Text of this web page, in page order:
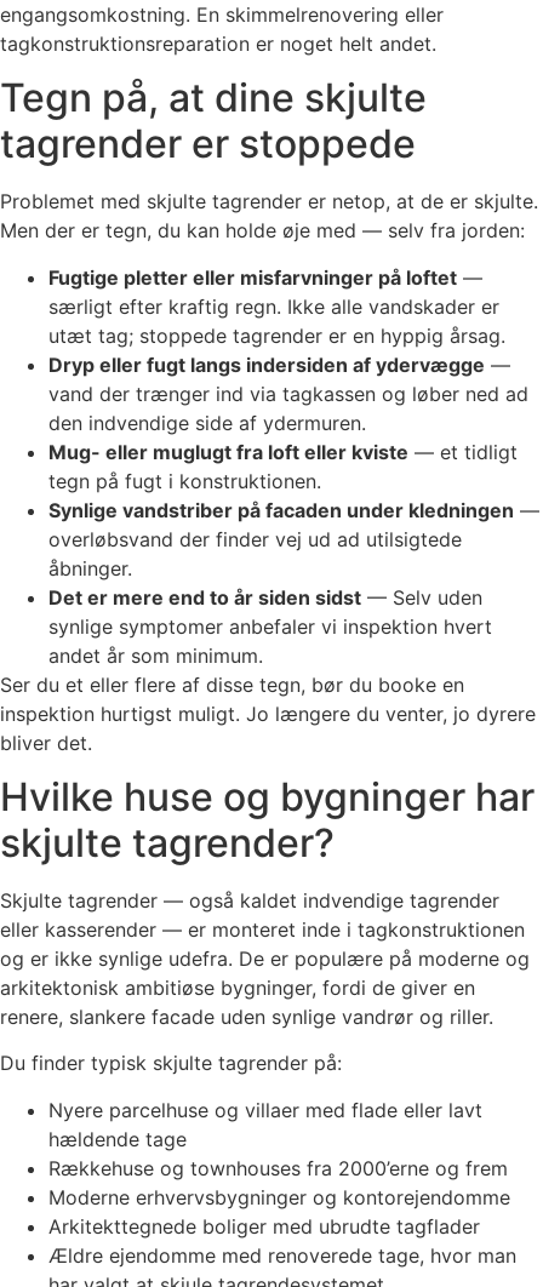
engangsomkostning. En skimmelrenovering eller
tagkonstruktionsreparation er noget helt andet.
Tegn på, at dine skjulte
tagrender er stoppede
Problemet med skjulte tagrender er netop, at de er skjulte.
Men der er tegn, du kan holde øje med — selv fra jorden:
Fugtige pletter eller misfarvninger på loftet —
særligt efter kraftig regn. Ikke alle vandskader er
utæt tag; stoppede tagrender er en hyppig årsag.
Dryp eller fugt langs indersiden af ydervægge —
vand der trænger ind via tagkassen og løber ned ad
den indvendige side af ydermuren.
Mug- eller muglugt fra loft eller kviste — et tidligt
tegn på fugt i konstruktionen.
Synlige vandstriber på facaden under kledningen —
overløbsvand der finder vej ud ad utilsigtede
åbninger.
Det er mere end to år siden sidst — Selv uden
synlige symptomer anbefaler vi inspektion hvert
andet år som minimum.
Ser du et eller flere af disse tegn, bør du booke en
inspektion hurtigst muligt. Jo længere du venter, jo dyrere
bliver det.
Hvilke huse og bygninger har
skjulte tagrender?
Skjulte tagrender — også kaldet indvendige tagrender
eller kasserender — er monteret inde i tagkonstruktionen
og er ikke synlige udefra. De er populære på moderne og
arkitektonisk ambitiøse bygninger, fordi de giver en
renere, slankere facade uden synlige vandrør og riller.
Du finder typisk skjulte tagrender på:
Nyere parcelhuse og villaer med flade eller lavt
hældende tage
Rækkehuse og townhouses fra 2000’erne og frem
Moderne erhvervsbygninger og kontorejendomme
Arkitekttegnede boliger med ubrudte tagflader
Ældre ejendomme med renoverede tage, hvor man